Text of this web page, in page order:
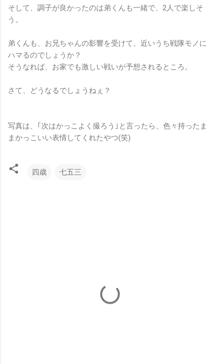
そして、調子が良かったのは弟くんも一緒で、2人で楽しそ
う。
弟くんも、お兄ちゃんの影響を受けて、近いうち戦隊モノに
ハマるのでしょうか？
そうなれば、お家でも激しい戦いが予想されるところ。
さて、どうなるでしょうねぇ？
写真は、｢次はかっこよく撮ろう｣と言ったら、色々持ったま
まかっこいい表情してくれたやつ(笑)
四歳 七五三